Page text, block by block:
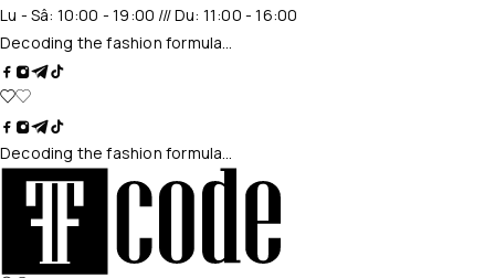
Lu - Sâ: 10:00 - 19:00 /// Du: 11:00 - 16:00
Decoding the fashion formula…
Decoding the fashion formula…